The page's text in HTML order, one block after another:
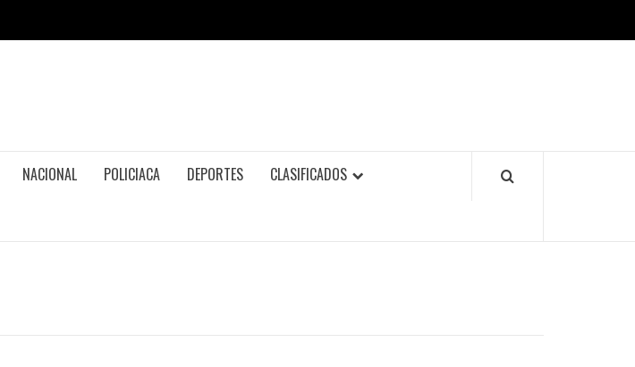
NACIONAL POLICIACA DEPORTES CLASIFICADOS